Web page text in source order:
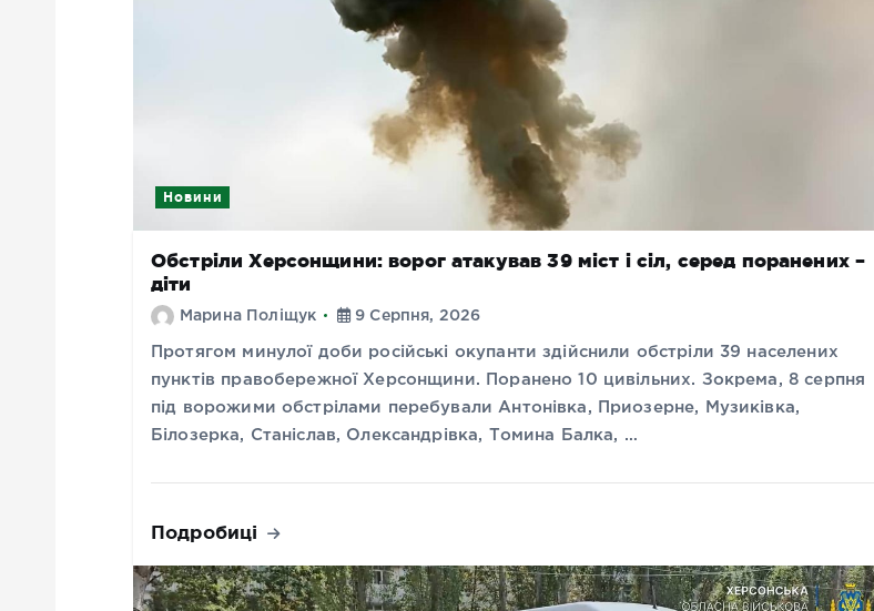
Новини
Обстріли Херсонщини: ворог атакував 39 міст і сіл, серед поранених –
діти
Марина Поліщук 9 Серпня, 2026
Протягом минулої доби російські окупанти здійснили обстріли 39 населених
пунктів правобережної Херсонщини. Поранено 10 цивільних. Зокрема, 8 серпня
під ворожими обстрілами перебували Антонівка, Приозерне, Музиківка,
Білозерка, Станіслав, Олександрівка, Томина Балка, …
Подробиці